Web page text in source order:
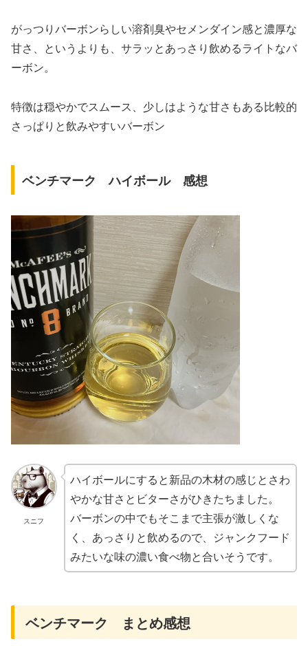
がっつりバーボンらしい溶剤臭やセメンダイン感と濃厚な
甘さ、というよりも、サラッとあっさり飲めるライトなバ
ーボン。
特徴は穏やかでスムース、少しはような甘さもある比較的
さっぱりと飲みやすいバーボン
ベンチマーク ハイボール 感想
スニフ
ハイボールにすると新品の木材の感じとさわ
やかな甘さとビターさがひきたちました。
バーボンの中でもそこまで主張が激しくな
く、あっさりと飲めるので、ジャンクフード
みたいな味の濃い食べ物と合いそうです。
ベンチマーク まとめ感想